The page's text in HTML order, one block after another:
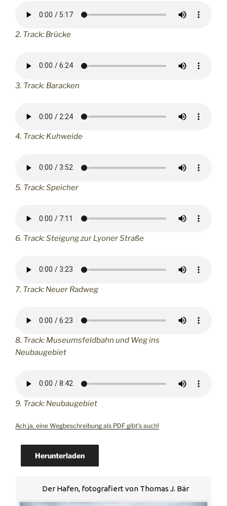
2. Track: Brücke
3. Track: Baracken
4. Track: Kuhweide
5. Track: Speicher
6. Track: Steigung zur Lyoner Straße
7. Track: Neuer Radweg
8. Track: Museumsfeldbahn und Weg ins
Neubaugebiet
9. Track: Neubaugebiet
Ach ja, eine Wegbeschreibung als PDF gibt’s auch!
Herunterladen
Der Hafen, fotografiert von Thomas J. Bär